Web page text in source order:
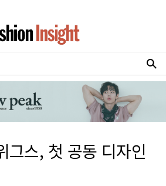
그스, 첫 공동 디자인